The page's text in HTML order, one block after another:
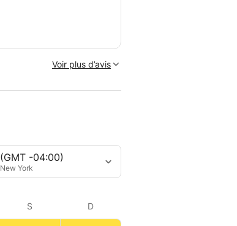
Voir plus d’avis
(GMT -04:00)
New York
S D